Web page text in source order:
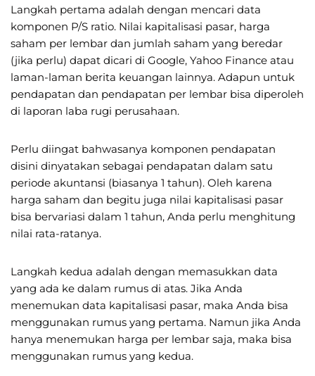
Langkah pertama adalah dengan mencari data
komponen P/S ratio. Nilai kapitalisasi pasar, harga
saham per lembar dan jumlah saham yang beredar
(jika perlu) dapat dicari di Google, Yahoo Finance atau
laman-laman berita keuangan lainnya. Adapun untuk
pendapatan dan pendapatan per lembar bisa diperoleh
di laporan laba rugi perusahaan.
Perlu diingat bahwasanya komponen pendapatan
disini dinyatakan sebagai pendapatan dalam satu
periode akuntansi (biasanya 1 tahun). Oleh karena
harga saham dan begitu juga nilai kapitalisasi pasar
bisa bervariasi dalam 1 tahun, Anda perlu menghitung
nilai rata-ratanya.
Langkah kedua adalah dengan memasukkan data
yang ada ke dalam rumus di atas. Jika Anda
menemukan data kapitalisasi pasar, maka Anda bisa
menggunakan rumus yang pertama. Namun jika Anda
hanya menemukan harga per lembar saja, maka bisa
menggunakan rumus yang kedua.